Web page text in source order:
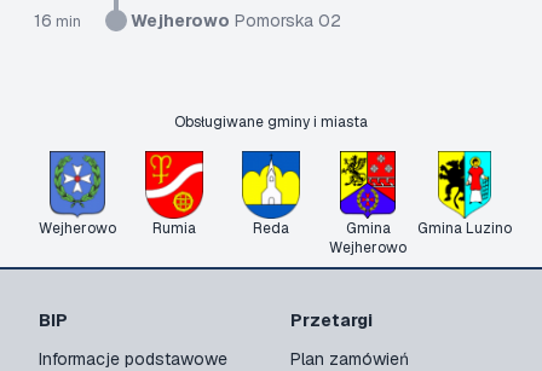
16 min Wejherowo Pomorska 02
Obsługiwane gminy i miasta
Wejherowo Rumia Reda
Gmina
Wejherowo
Gmina Luzino
BIP
Informacje podstawowe
Przetargi
Plan zamówień